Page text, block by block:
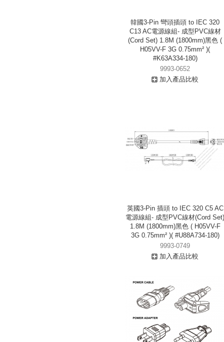
韓國3-Pin 彎頭插頭 to IEC 320
C13 AC電源線組- 成型PVC線材
(Cord Set) 1.8M (1800mm)黑色 (
H05VV-F 3G 0.75mm² )(
#K63A334-180)
9993-0652
加入產品比較
英國3-Pin 插頭 to IEC 320 C5 AC
電源線組- 成型PVC線材(Cord Set)
1.8M (1800mm)黑色 ( H05VV-F
3G 0.75mm² )( #U88A734-180)
9993-0749
加入產品比較